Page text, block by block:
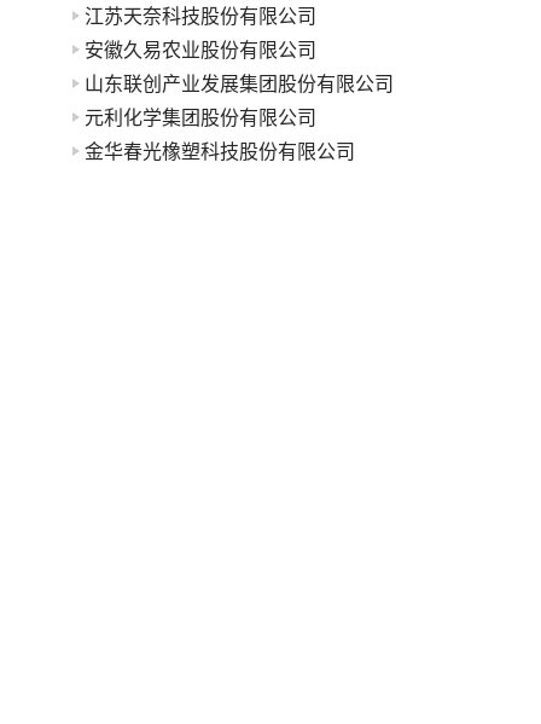
江苏天奈科技股份有限公司
安徽久易农业股份有限公司
山东联创产业发展集团股份有限公司
元利化学集团股份有限公司
金华春光橡塑科技股份有限公司